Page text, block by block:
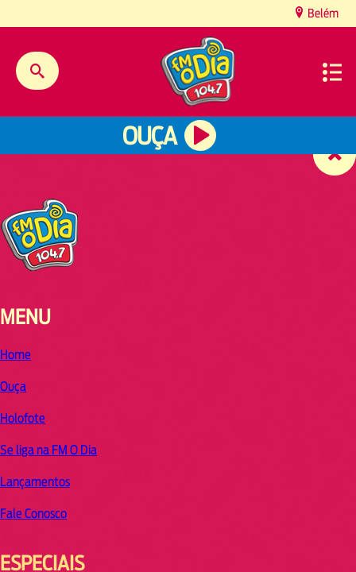
Belém
OUÇA
MENU
Home
Ouça
Holofote
Se liga na FM O Dia
Lançamentos
Fale Conosco
ESPECIAIS